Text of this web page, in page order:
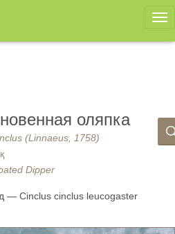
оляпка
(Linnaeus, 1758)
Dipper
— Cinclus cinclus leucogaster